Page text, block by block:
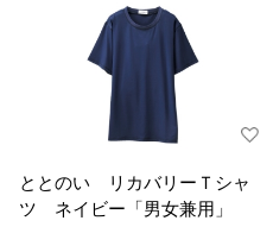
ととのい リカバリーＴシャ
ツ ネイビー「男女兼用」